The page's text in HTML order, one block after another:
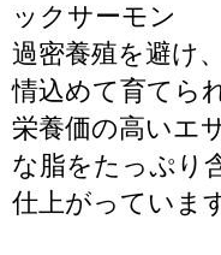
ックサーモン
過密養殖を避け
情込めて育てら
栄養価の高いエ
な脂をたっぷり
仕上がっていま